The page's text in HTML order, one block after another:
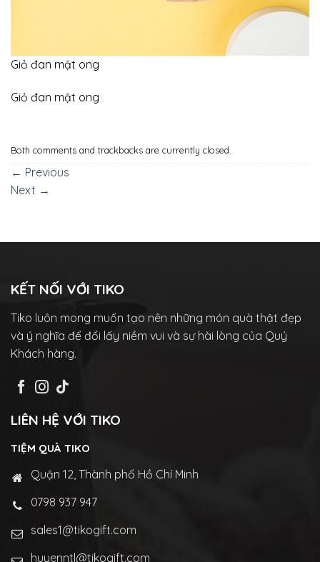
Giỏ đan mật ong
Giỏ đan mật ong
Both comments and trackbacks are currently closed.
← Previous
Next →
KẾT NỐI VỚI TIKO
Tiko luôn mong muốn tạo nên những món quà thật đẹp
và ý nghĩa để đổi lấy niềm vui và sự hài lòng của Quý
Khách hàng.
LIÊN HỆ VỚI TIKO
TIỆM QUÀ TIKO
Quận 12, Thành phố Hồ Chí Minh
0798 937 947
sales1@tikogift.com
huyenntl@tikogift.com